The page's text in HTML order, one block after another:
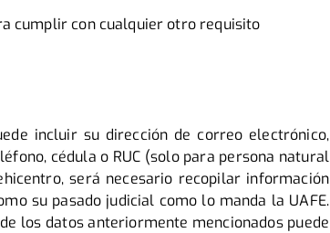
cumplir con cualquier otro requisito
incluir su dirección de correo electrónico,
cédula o RUC (solo para persona natural
será necesario recopilar información
su pasado judicial como lo manda la UAFE.
los datos anteriormente mencionados puede